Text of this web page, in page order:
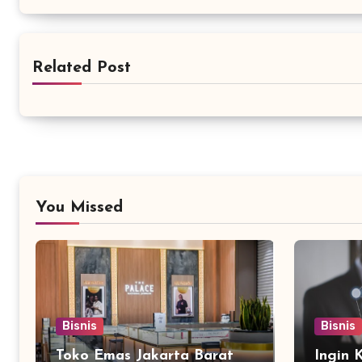
Related Post
You Missed
Bisnis
Toko Emas Jakarta Barat
Bisnis
Ingin